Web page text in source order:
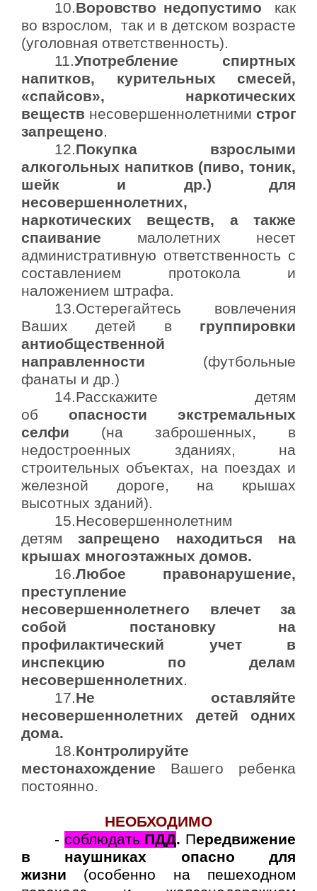
10.Воровство недопустимо как
во взрослом, так и в детском возрасте
(уголовная ответственность).
11.Употребление спиртных
напитков, курительных смесей,
«спайсов», наркотических
веществ несовершеннолетними строго
запрещено.
12.Покупка взрослыми
алкогольных напитков (пиво, тоник,
шейк и др.) для
несовершеннолетних,
наркотических веществ, а также
спаивание малолетних несет
административную ответственность с
составлением протокола и
наложением штрафа.
13.Остерегайтесь вовлечения
Ваших детей в группировки
антиобщественной
направленности (футбольные
фанаты и др.)
14.Расскажите детям
об опасности экстремальных
селфи (на заброшенных, в
недостроенных зданиях, на
строительных объектах, на поездах и
железной дороге, на крышах
высотных зданий).
15.Несовершеннолетним
детямзапрещено находиться на
крышах многоэтажных домов.
16.Любое правонарушение,
преступление
несовершеннолетнего влечет за
собой постановку на
профилактический учет в
инспекцию по делам
несовершеннолетних.
17.Не оставляйте
несовершеннолетних детей одних
дома.
18.Контролируйте
местонахождение Вашего ребенка
постоянно.
НЕОБХОДИМО
- соблюдать ПДД. Передвижение
в наушниках опасно для
жизни (особенно на пешеходном